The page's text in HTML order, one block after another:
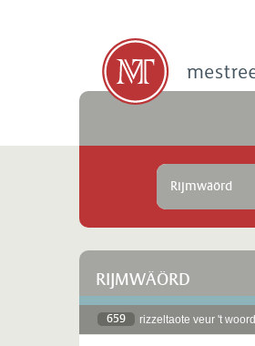
Rijmwäörd
RIJMWÄÖRD
659 rizzeltaote veur 't woord